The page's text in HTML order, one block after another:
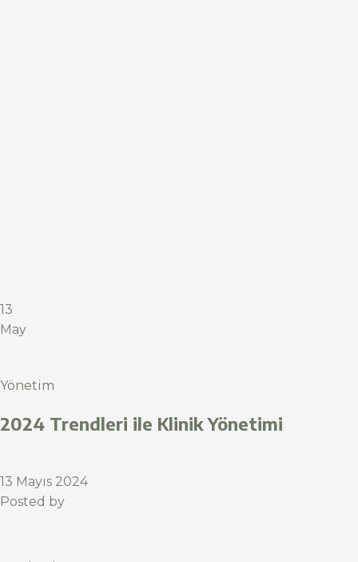
13
May
Yönetim
2024 Trendleri ile Klinik Yönetimi
13 Mayıs 2024
Posted by